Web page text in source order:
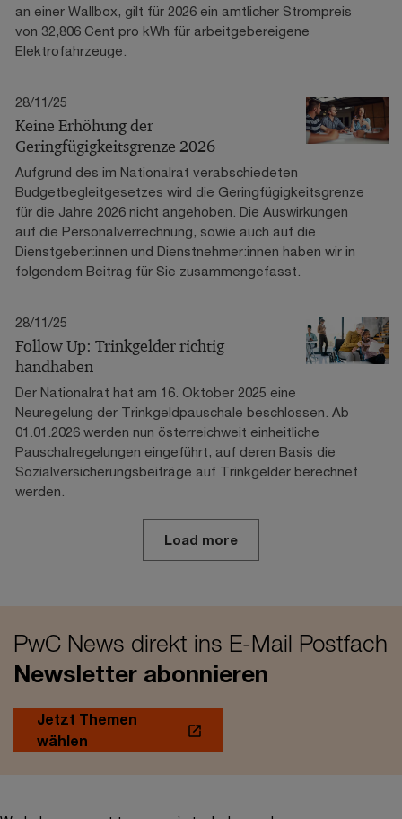
an einer Wallbox, gilt für 2026 ein amtlicher Strompreis
von 32,806 Cent pro kWh für arbeitgebereigene
Elektrofahrzeuge.
28/11/25
Keine Erhöhung der
Geringfügigkeitsgrenze 2026
Aufgrund des im Nationalrat verabschiedeten
Budgetbegleitgesetzes wird die Geringfügigkeitsgrenze
für die Jahre 2026 nicht angehoben. Die Auswirkungen
auf die Personalverrechnung, sowie auch auf die
Dienstgeber:innen und Dienstnehmer:innen haben wir in
folgendem Beitrag für Sie zusammengefasst.
28/11/25
Follow Up: Trinkgelder richtig
handhaben
Der Nationalrat hat am 16. Oktober 2025 eine
Neuregelung der Trinkgeldpauschale beschlossen. Ab
01.01.2026 werden nun österreichweit einheitliche
Pauschalregelungen eingeführt, auf deren Basis die
Sozialversicherungsbeiträge auf Trinkgelder berechnet
werden.
Load more
PwC News direkt ins E-Mail Postfach
Newsletter abonnieren
Jetzt Themen
wählen